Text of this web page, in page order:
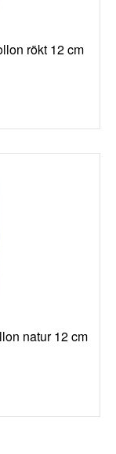
rökt 12 cm
natur 12 cm